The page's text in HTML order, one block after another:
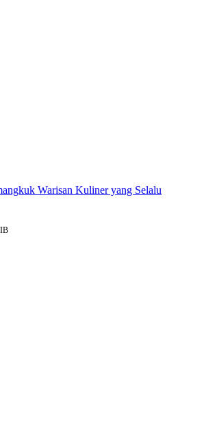
Warisan Kuliner yang Selalu